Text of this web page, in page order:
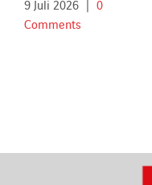
9 Juli 2026 | 0
Comments